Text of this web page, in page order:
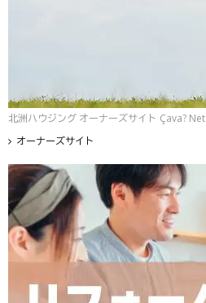
北洲ハウジング オーナーズサイト Çava? Net
オーナーズサイト